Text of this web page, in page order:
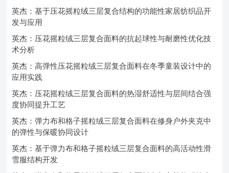
英杰：基于压花摇粒绒三层复合结构的功能性家居纺织品开
发与应用
英杰：压花摇粒绒三层复合面料的抗起球性与耐磨性优化技
术分析
英杰：高弹性压花摇粒绒三层复合面料在冬季童装设计中的
应用实践
英杰：压花摇粒绒三层复合面料的热湿舒适性与层间结合强
度协同提升工艺
英杰：弹力布和格子摇粒绒三层复合面料在修身户外夹克中
的弹性与保暖协同设计
英杰：基于弹力布和格子摇粒绒三层复合面料的高活动性滑
雪服结构开发